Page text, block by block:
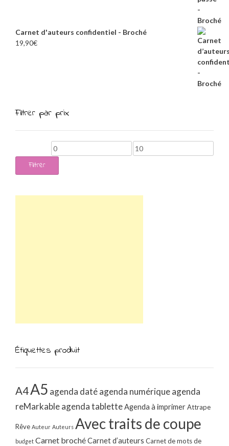
Carnet d'auteurs confidentiel - Broché
19,90€
Filtrer par prix
Prix
Prix
Filtrer
Étiquettes produit
A4A5 agenda datéagenda numériqueagenda
reMarkableagenda tabletteAgenda à imprimerAttrape
Rêve Auteur Auteurs Avec traits de coupe
budget Carnet brochéCarnet d’auteurs Carnet de mots de